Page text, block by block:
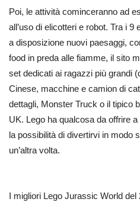
Poi, le attività cominceranno ad
all’uso di elicotteri e robot. Tra i 9
a disposizione nuovi paesaggi,
food in preda alle fiamme, il sito
set dedicati ai ragazzi più grandi
Cinese, macchine e camion di
dettagli, Monster Truck o il tipico
UK. Lego ha qualcosa da offrire
la possibilità di divertirvi in modo
un’altra volta.
I migliori Lego Jurassic World del